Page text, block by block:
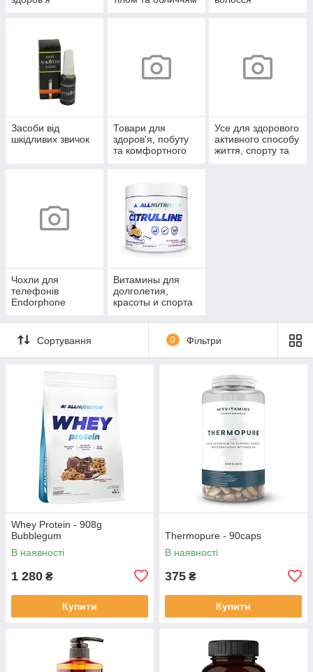
Засоби від
шкідливих звичок
Товари для
здоров'я, побуту
та комфортного
Усе для здорового
активного способу
життя, спорту та
Чохли для
телефонів
Endorphone
Витамины для
долголетия,
красоты и спорта
Сортування 0 Фільтри
Whey Protein - 908g
Bubblegum
В наявності
1 280 ₴
Купити
Thermopure - 90caps
В наявності
375 ₴
Купити